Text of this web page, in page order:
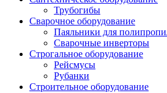
Трубогибы
Сварочное оборудование
Паяльники для
Сварочные инверторы
Строгальное оборудование
Рейсмусы
Рубанки
Строительное оборудование